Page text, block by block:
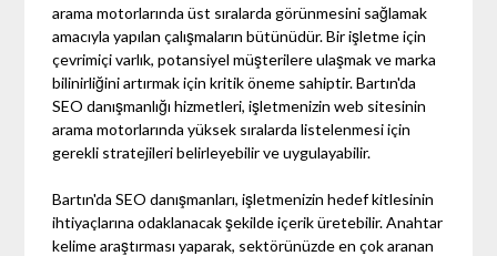
arama motorlarında üst sıralarda görünmesini sağlamak
amacıyla yapılan çalışmaların bütünüdür. Bir işletme için
çevrimiçi varlık, potansiyel müşterilere ulaşmak ve marka
bilinirliğini artırmak için kritik öneme sahiptir. Bartın'da
SEO danışmanlığı hizmetleri, işletmenizin web sitesinin
arama motorlarında yüksek sıralarda listelenmesi için
gerekli stratejileri belirleyebilir ve uygulayabilir.
Bartın'da SEO danışmanları, işletmenizin hedef kitlesinin
ihtiyaçlarına odaklanacak şekilde içerik üretebilir. Anahtar
kelime araştırması yaparak, sektörünüzde en çok aranan